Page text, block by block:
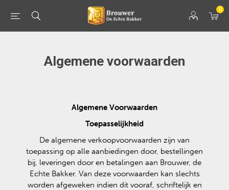
0
Algemene voorwaarden
Algemene Voorwaarden
Toepasselijkheid
De algemene verkoopvoorwaarden zijn van
toepassing op alle aanbiedingen door, bestellingen
bij, leveringen door en betalingen aan Brouwer, de
Echte Bakker. Van deze voorwaarden kan slechts
worden afgeweken indien dit vooraf, schriftelijk en